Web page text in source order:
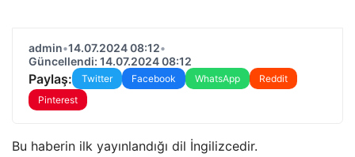
admin•14.07.2024 08:12•
Güncellendi: 14.07.2024 08:12
Paylaş: Twitter Facebook WhatsApp
Reddit
Pinterest
Bu haberin ilk yayınlandığı dil İngilizcedir.